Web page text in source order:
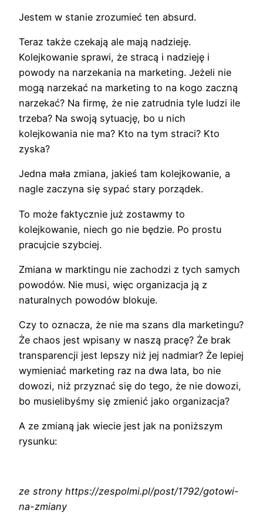
Jestem w stanie zrozumieć ten absurd.
Teraz także czekają ale mają nadzieję.
Kolejkowanie sprawi, że stracą i nadzieję i
powody na narzekania na marketing. Jeżeli nie
mogą narzekać na marketing to na kogo zaczną
narzekać? Na firmę, że nie zatrudnia tyle ludzi ile
trzeba? Na swoją sytuację, bo u nich
kolejkowania nie ma? Kto na tym straci? Kto
zyska?
Jedna mała zmiana, jakieś tam kolejkowanie, a
nagle zaczyna się sypać stary porządek.
To może faktycznie już zostawmy to
kolejkowanie, niech go nie będzie. Po prostu
pracujcie szybciej.
Zmiana w marktingu nie zachodzi z tych samych
powodów. Nie musi, więc organizacja ją z
naturalnych powodów blokuje.
Czy to oznacza, że nie ma szans dla marketingu?
Że chaos jest wpisany w naszą pracę? Że brak
transparencji jest lepszy niż jej nadmiar? Że lepiej
wymieniać marketing raz na dwa lata, bo nie
dowozi, niż przyznać się do tego, że nie dowozi,
bo musielibyśmy się zmienić jako organizacja?
A ze zmianą jak wiecie jest jak na poniższym
rysunku:
ze strony https://zespolmi.pl/post/1792/gotowi-
na-zmiany